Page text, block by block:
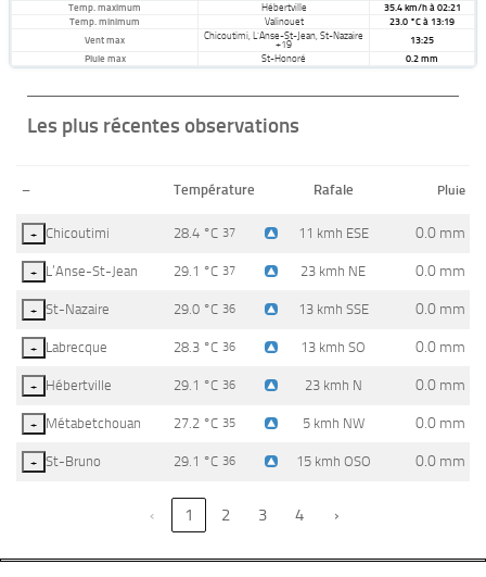
Temp. maximum
Hébertville
35.4 km/h à 02:21
Temp. minimum
Valinouet
23.0 °C à 13:19
Vent max
Chicoutimi, L’Anse-St-Jean, St-Nazaire
+19
13:25
Pluie max
St-Honoré 0.2 mm
Les plus récentes observations
– Température Rafale Pluie
+ Chicoutimi 28.4 °C 37 11 kmh ESE 0.0 mm
+ L’Anse-St-Jean 29.1 °C 37 23 kmh NE 0.0 mm
+ St-Nazaire 29.0 °C 36 13 kmh SSE 0.0 mm
+ Labrecque 28.3 °C 36 13 kmh SO 0.0 mm
+ Hébertville 29.1 °C 36 23 kmh N 0.0 mm
+ Métabetchouan 27.2 °C 35 5 kmh NW 0.0 mm
+ St-Bruno 29.1 °C 36 15 kmh OSO 0.0 mm
‹ 1 2 3 4 ›